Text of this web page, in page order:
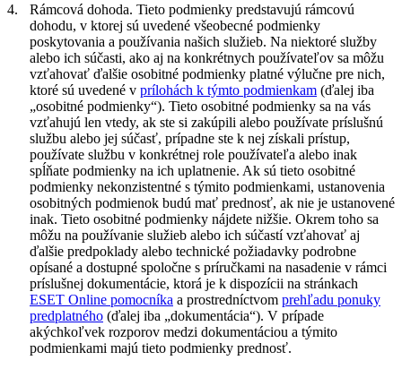
4.
Rámcová dohoda. Tieto podmienky predstavujú rámcovú
dohodu, v ktorej sú uvedené všeobecné podmienky
poskytovania a používania našich služieb. Na niektoré služby
alebo ich súčasti, ako aj na konkrétnych používateľov sa môžu
vzťahovať ďalšie osobitné podmienky platné výlučne pre nich,
ktoré sú uvedené v prílohách k týmto podmienkam (ďalej iba
„osobitné podmienky“). Tieto osobitné podmienky sa na vás
vzťahujú len vtedy, ak ste si zakúpili alebo používate príslušnú
službu alebo jej súčasť, prípadne ste k nej získali prístup,
používate službu v konkrétnej role používateľa alebo inak
spĺňate podmienky na ich uplatnenie. Ak sú tieto osobitné
podmienky nekonzistentné s týmito podmienkami, ustanovenia
osobitných podmienok budú mať prednosť, ak nie je ustanovené
inak. Tieto osobitné podmienky nájdete nižšie. Okrem toho sa
môžu na používanie služieb alebo ich súčastí vzťahovať aj
ďalšie predpoklady alebo technické požiadavky podrobne
opísané a dostupné spoločne s príručkami na nasadenie v rámci
príslušnej dokumentácie, ktorá je k dispozícii na stránkach
ESET Online pomocníka a prostredníctvom prehľadu ponuky
predplatného (ďalej iba „dokumentácia“). V prípade
akýchkoľvek rozporov medzi dokumentáciou a týmito
podmienkami majú tieto podmienky prednosť.